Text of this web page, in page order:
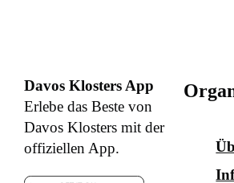
Davos Klosters App
Erlebe das Beste von
Davos Klosters mit der
offiziellen App.